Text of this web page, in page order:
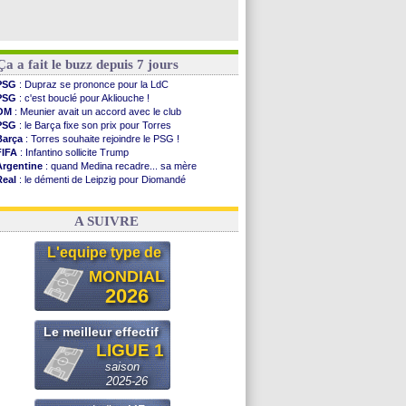
a fait le buzz depuis 7 jours
: Dupraz se prononce pour la LdC
: c'est bouclé pour Akliouche !
: Meunier avait un accord avec le club
: le Barça fixe son prix pour Torres
: Torres souhaite rejoindre le PSG !
: Infantino sollicite Trump
: quand Medina recadre... sa mère
: le démenti de Leipzig pour Diomandé
: le conseiller d'Infantino démissionne !
A SUIVRE
L'equipe type de
MONDIAL
2026
Le meilleur effectif
LIGUE 1
saison
2025-26